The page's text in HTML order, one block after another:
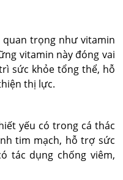
quan trọng như vitamin
vitamin này đóng vai
sức khỏe tổng thể, hỗ
thị lực.
yếu có trong cá thác
tim mạch, hỗ trợ sức
tác dụng chống viêm,